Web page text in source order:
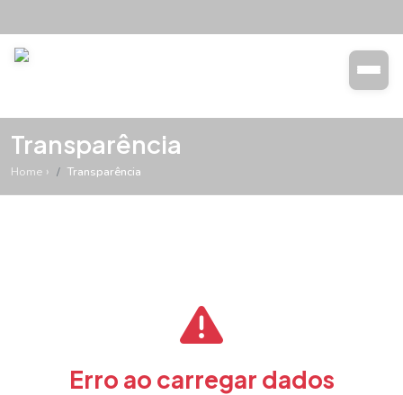
Transparência
Home Transparência
Erro ao carregar dados